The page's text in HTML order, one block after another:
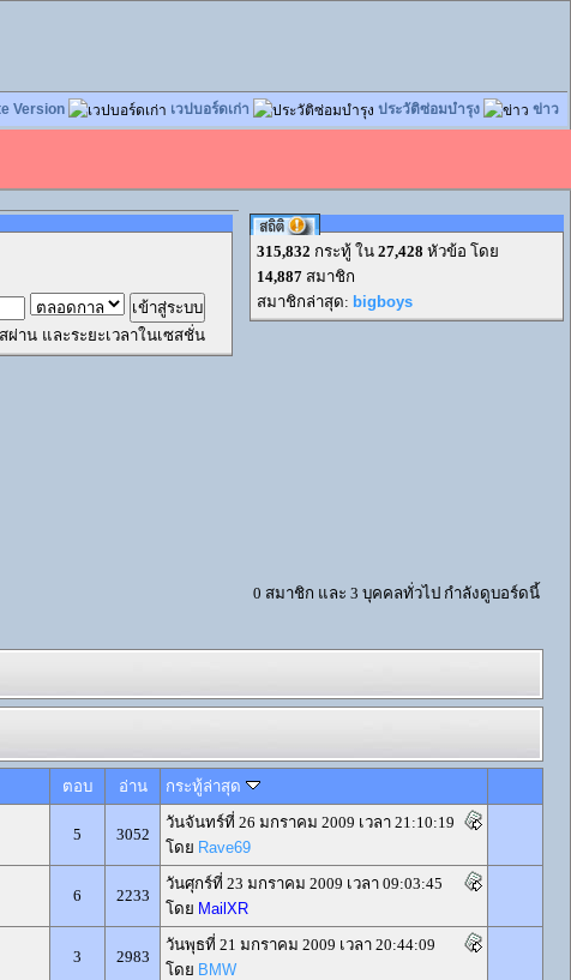
Version เวปบอร์ดเก่า ประวัติซ่อมบำรุง ข่าว
ผ่าน และระยะเวลาในเซสชั่น
315,832 กระทู้ ใน 27,428 หัวข้อ โดย
14,887 สมาชิก
สมาชิกล่าสุด: bigboys
0 สมาชิก และ 3 บุคคลทั่วไป กำลังดูบอร์ดนี้
ตอบ อ่าน กระทู้ล่าสุด
5 3052
วันจันทร์ที่ 26 มกราคม 2009 เวลา 21:10:19
โดย Rave69
6 2233
วันศุกร์ที่ 23 มกราคม 2009 เวลา 09:03:45
โดย MailXR
3 2983
วันพุธที่ 21 มกราคม 2009 เวลา 20:44:09
โดย BMW